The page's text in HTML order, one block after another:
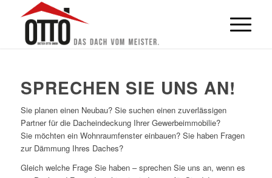
SPRECHEN SIE UNS AN!
Sie planen einen Neubau? Sie suchen einen zuverlässigen
Partner für die Dacheindeckung Ihrer Gewerbeimmobilie?
Sie möchten ein Wohnraumfenster einbauen? Sie haben Fragen
zur Dämmung Ihres Daches?
Gleich welche Frage Sie haben – sprechen Sie uns an, wenn es